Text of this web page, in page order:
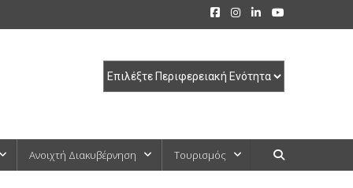
Ανοιχτή Διακυβέρνηση Τουρισμός